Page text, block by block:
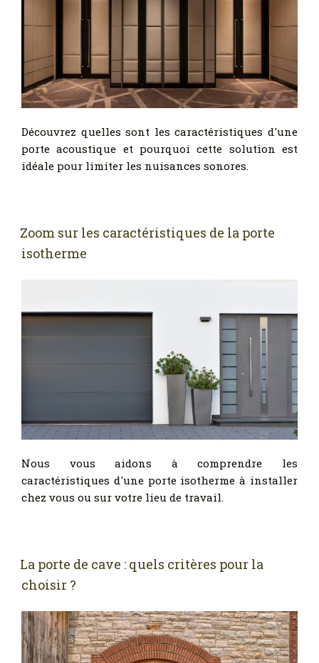
Découvrez quelles sont les caractéristiques d'une
porte acoustique et pourquoi cette solution est
idéale pour limiter les nuisances sonores.
Zoom sur les caractéristiques de la porte
isotherme
Nous vous aidons à comprendre les
caractéristiques d'une porte isotherme à installer
chez vous ou sur votre lieu de travail.
La porte de cave : quels critères pour la
choisir ?